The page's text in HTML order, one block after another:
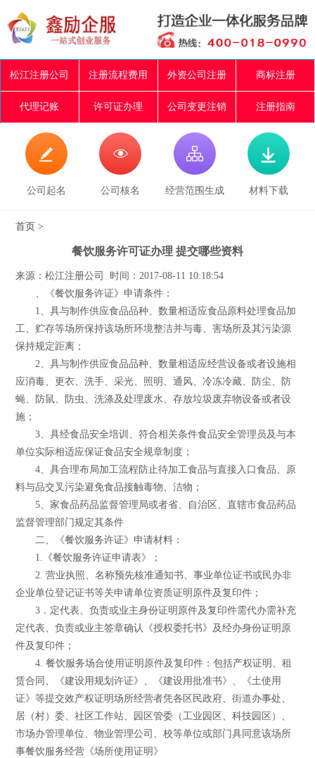
松江注册公司 注册流程费用 外资公司注册 商标注册
代理记账 许可证办理 公司变更注销 注册指南

公司起名

公司核名

经营范围生成

材料下载
首页 >
餐饮服务许可证办理 提交哪些资料
来源：松江注册公司 时间：2017-08-11 10:18:54
、《餐饮服务许证》申请条件：
1、具与制作供应食品品种、数量相适应食品原料处理食品加
工、贮存等场所保持该场所环境整洁并与毒、害场所及其污染源
保持规定距离；
2、具与制作供应食品品种、数量相适应经营设备或者设施相
应消毒、更衣、洗手、采光、照明、通风、冷冻冷藏、防尘、防
蝇、防鼠、防虫、洗涤及处理废水、存放垃圾废弃物设备或者设
施；
3、具经食品安全培训、符合相关条件食品安全管理员及与本
单位实际相适应保证食品安全规章制度；
4、具合理布局加工流程防止待加工食品与直接入口食品、原
料与品交叉污染避免食品接触毒物、洁物；
5、家食品药品监督管理局或者省、自治区、直辖市食品药品
监督管理部门规定其条件
二、《餐饮服务许证》申请材料：
1.《餐饮服务许证申请表》；
2. 营业执照、名称预先核准通知书、事业单位证书或民办非
企业单位登记证书等关申请单位资质证明原件及复印件；
3．定代表、负责或业主身份证明原件及复印件需代办需补充
定代表、负责或业主签章确认《授权委托书》及经办身份证明原
件及复印件；
4. 餐饮服务场合使用证明原件及复印件：包括产权证明、租
赁合同、《建设用规划许证》、《建设用批准书》、《土使用
证》等提交效产权证明场所经营者凭各区民政府、街道办事处、
居（村）委、社区工作站、园区管委（工业园区、科技园区）、
市场办管理单位、物业管理公司、校等单位或部门具同意该场所
事餐饮服务经营《场所使用证明》